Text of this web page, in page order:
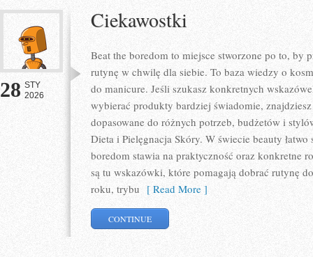
28 STY
2026
Ciekawostki
Beat the boredom to miejsce stworzone po to, by
rutynę w chwilę dla siebie. To baza wiedzy o
do manicure. Jeśli szukasz konkretnych
wybierać produkty bardziej świadomie,
dopasowane do różnych potrzeb, budżetów i
Dieta i Pielęgnacja Skóry. W świecie beauty
boredom stawia na praktyczność oraz konkretne
są tu wskazówki, które pomagają dobrać rutynę
roku, trybu [ Read More ]
CONTINUE